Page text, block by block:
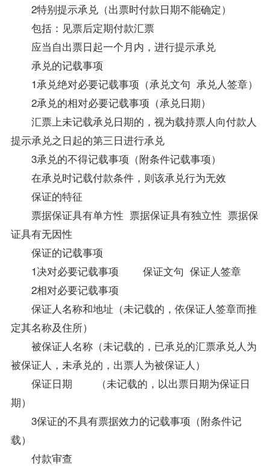
2特别提示承兑（出票时付款日期不能确定）
包括：见票后定期付款汇票
应当自出票日起一个月内，进行提示承兑
承兑的记载事项
1承兑绝对必要记载事项（承兑文句 承兑人签章）
2承兑的相对必要记载事项（承兑日期）
汇票上未记载承兑日期的，视为载持票人向付款人
提示承兑之日起的第三日进行承兑
3承兑的不得记载事项（附条件记载事项）
在承兑时记载付款条件，则该承兑行为无效
保证的特征
票据保证具有单方性 票据保证具有独立性 票据保
证具有无因性
保证的记载事项
1决对必要记载事项 保证文句 保证人签章
2相对必要记载事项
保证人名称和地址（未记载的，依保证人签章而推
定其名称及住所）
被保证人名称（未记载的，已承兑的汇票承兑人为
被保证人，未承兑的，出票人为被保证人）
保证日期 （未记载的，以出票日期为保证日
期）
3保证的不具有票据效力的记载事项（附条件记
载）
付款审查